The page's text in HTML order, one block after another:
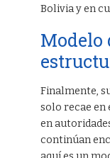
Bolivia y en
Modelo
Finalmente,
solo recae en
en
continúan